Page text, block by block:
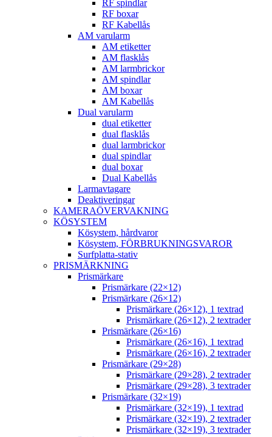
RF spindlar
RF boxar
RF Kabellås
AM varularm
AM etiketter
AM flasklås
AM larmbrickor
AM spindlar
AM boxar
AM Kabellås
Dual varularm
dual etiketter
dual flasklås
dual larmbrickor
dual spindlar
dual boxar
Dual Kabellås
Larmavtagare
Deaktiveringar
KAMERAÖVERVAKNING
KÖSYSTEM
Kösystem, hårdvaror
Kösystem, FÖRBRUKNINGSVAROR
Surfplatta-stativ
PRISMÄRKNING
Prismärkare
Prismärkare (22×12)
Prismärkare (26×12)
Prismärkare (26×12), 1 textrad
Prismärkare (26×12), 2 textrader
Prismärkare (26×16)
Prismärkare (26×16), 1 textrad
Prismärkare (26×16), 2 textrader
Prismärkare (29×28)
Prismärkare (29×28), 2 textrader
Prismärkare (29×28), 3 textrader
Prismärkare (32×19)
Prismärkare (32×19), 1 textrad
Prismärkare (32×19), 2 textrader
Prismärkare (32×19), 3 textrader